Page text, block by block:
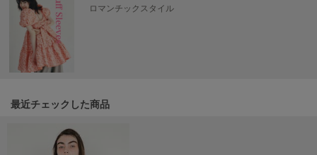
MIESROHE
ミースロエ
miies miim
ミーエスミーム
Mila Owen
ミラオーウェン
モワージュ
ロマンチックスタイル
最近チェックした商品